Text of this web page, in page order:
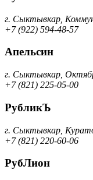
г. Сыктывкар,
+7 (922) 594-48-57
Апельсин
г. Сыктывкар,
+7 (821) 225-05-00
РубликЪ
г. Сыктывкар,
+7 (821) 220-60-06
РубЛион